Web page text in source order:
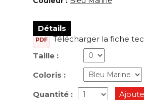
Détails
PDF
Télécharger la fiche
Taille :
Coloris :
Quantité :